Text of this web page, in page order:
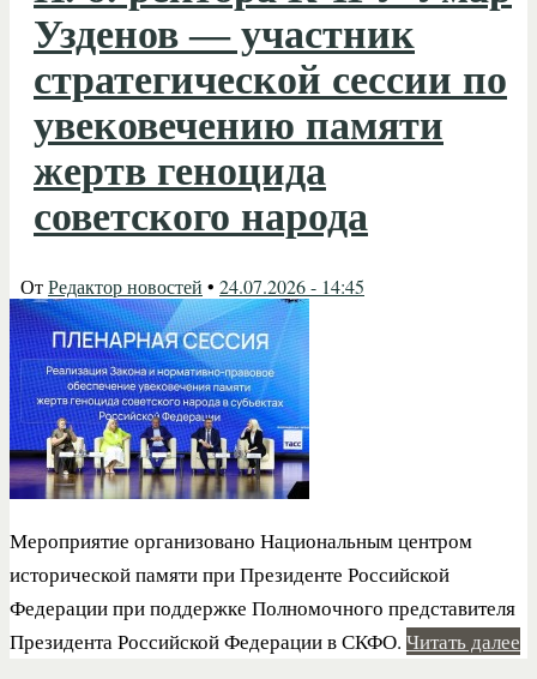
Узденов — участник
стратегической сессии по
увековечению памяти
жертв геноцида
советского народа
ОтРедактор новостей • 24.07.2026 - 14:45
Мероприятие организовано Национальным центром
исторической памяти при Президенте Российской
Федерации при поддержке Полномочного представителя
Президента Российской Федерации в СКФО. Читать далее